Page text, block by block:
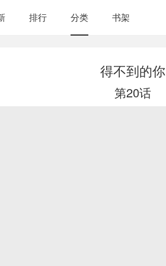
排行 分类 书架
得不到的你
第20话